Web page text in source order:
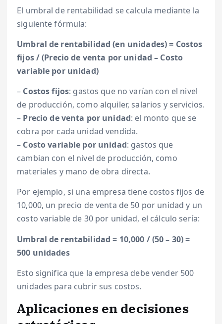
El umbral de rentabilidad se calcula mediante la
siguiente fórmula:
Umbral de rentabilidad (en unidades) = Costos
fijos / (Precio de venta por unidad – Costo
variable por unidad)
– Costos fijos: gastos que no varían con el nivel
de producción, como alquiler, salarios y servicios.
– Precio de venta por unidad: el monto que se
cobra por cada unidad vendida.
– Costo variable por unidad: gastos que
cambian con el nivel de producción, como
materiales y mano de obra directa.
Por ejemplo, si una empresa tiene costos fijos de
10,000, un precio de venta de 50 por unidad y un
costo variable de 30 por unidad, el cálculo sería:
Umbral de rentabilidad = 10,000 / (50 – 30) =
500 unidades
Esto significa que la empresa debe vender 500
unidades para cubrir sus costos.
Aplicaciones en decisiones